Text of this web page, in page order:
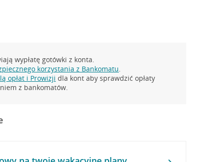
wypłatę gotówki z konta.
korzystania z Bankomatu.
opłat i Prowizji dla kont aby sprawdzić opłaty
z bankomatów.